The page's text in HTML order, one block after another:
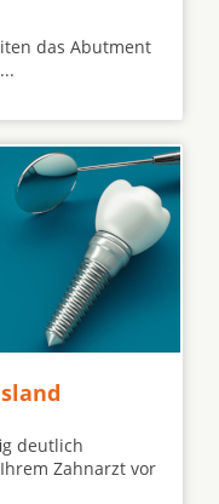
das Abutment
deutlich
Zahnarzt vor